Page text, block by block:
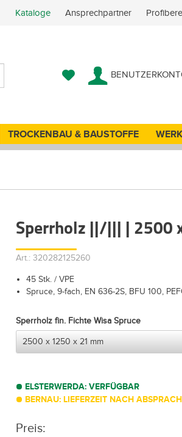
Kataloge Ansprechpartner
TROCKENBAU & BAUSTOFFE
Sperrholz ||/||| | 2500
Art.: 320282125260
45 Stk. / VPE
Spruce, 9-fach, EN 636-2S, BFU 100,
Sperrholz fin. Fichte Wisa Spruce
ELSTERWERDA: VERFÜGBAR
BERNAU: LIEFERZEIT NACH
Preis: